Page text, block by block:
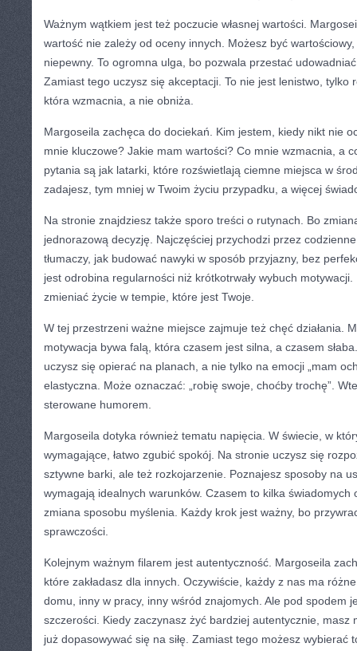
Ważnym wątkiem jest też poczucie własnej wartości.
wartość nie zależy od oceny innych. Możesz być
niepewny. To ogromna ulga, bo pozwala przestać
Zamiast tego uczysz się akceptacji. To nie jest lenistwo, tylko
która wzmacnia, a nie obniża.
Margoseila zachęca do dociekań. Kim jestem, kiedy nikt nie
mnie kluczowe? Jakie mam wartości? Co mnie wzmacnia, a
pytania są jak latarki, które rozświetlają ciemne miejsca w
zadajesz, tym mniej w Twoim życiu przypadku, a więcej
Na stronie znajdziesz także sporo treści o rutynach. Bo
jednorazową decyzję. Najczęściej przychodzi przez
tłumaczy, jak budować nawyki w sposób przyjazny, bez
jest odrobina regularności niż krótkotrwały wybuch
zmieniać życie w tempie, które jest Twoje.
W tej przestrzeni ważne miejsce zajmuje też chęć działania.
motywacja bywa falą, która czasem jest silna, a czasem
uczysz się opierać na planach, a nie tylko na emocji „mam
elastyczna. Może oznaczać: „robię swoje, choćby trochę”.
sterowane humorem.
Margoseila dotyka również tematu napięcia. W świecie, w
wymagające, łatwo zgubić spokój. Na stronie uczysz się
sztywne barki, ale też rozkojarzenie. Poznajesz sposoby na
wymagają idealnych warunków. Czasem to kilka świadomych
zmiana sposobu myślenia. Każdy krok jest ważny, bo
sprawczości.
Kolejnym ważnym filarem jest autentyczność. Margoseila
które zakładasz dla innych. Oczywiście, każdy z nas ma
domu, inny w pracy, inny wśród znajomych. Ale pod spodem
szczerości. Kiedy zaczynasz żyć bardziej autentycznie, masz
już dopasowywać się na siłę. Zamiast tego możesz wybierać